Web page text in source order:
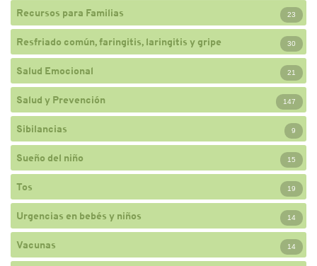
Recursos para Familias 23
Resfriado común, faringitis, laringitis y gripe 30
Salud Emocional 21
Salud y Prevención 147
Sibilancias 9
Sueño del niño 15
Tos 19
Urgencias en bebés y niños 14
Vacunas 14